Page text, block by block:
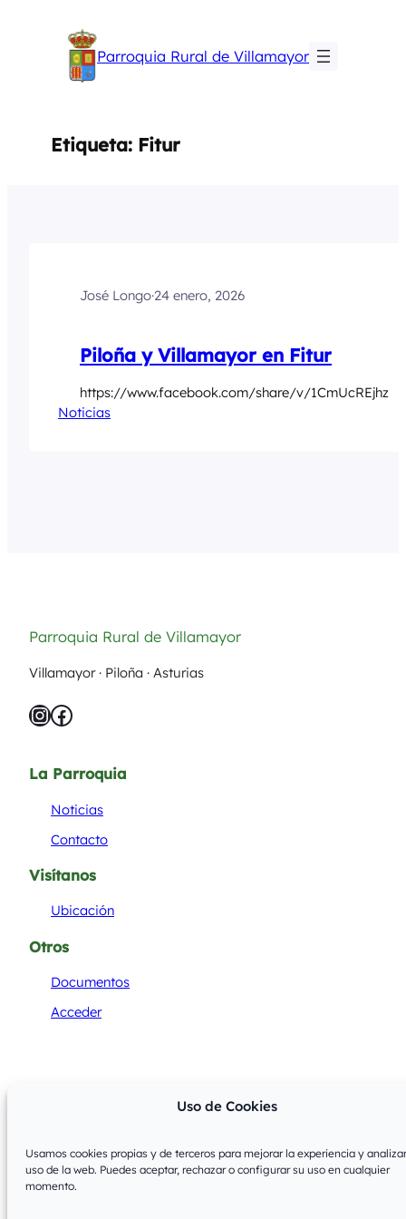
Uso de Cookies
Usamos cookies propias y de terceros para mejorar la experiencia y
uso de la web. Puedes aceptar, rechazar o configurar su uso en cualquier
momento.
contenido
Parroquia Rural de Villamayor
Etiqueta: Fitur
José Longo·24 enero, 2026
Piloña y Villamayor en Fitur
https://www.facebook.com/share/v/1CmUcREjhz
Noticias
Parroquia Rural de Villamayor
Villamayor · Piloña · Asturias
InstagramFacebook
La Parroquia
Noticias
Contacto
Visítanos
Ubicación
Otros
Documentos
Acceder
Parroquia Rural de Villamayor
Aviso LegalPolítica de PrivacidadPolítica de Cookies